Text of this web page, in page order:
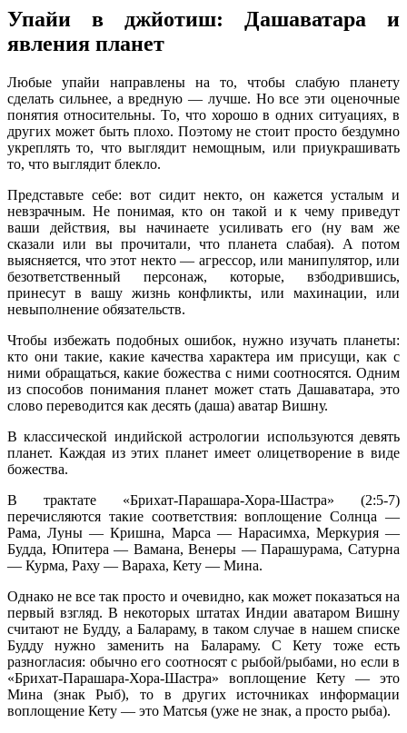
Упайи в джйотиш: Дашаватара и
явления планет
Любые упайи направлены на то, чтобы слабую планету
сделать сильнее, а вредную — лучше. Но все эти оценочные
понятия относительны. То, что хорошо в одних ситуациях, в
других может быть плохо. Поэтому не стоит просто бездумно
укреплять то, что выглядит немощным, или приукрашивать
то, что выглядит блекло.
Представьте себе: вот сидит некто, он кажется усталым и
невзрачным. Не понимая, кто он такой и к чему приведут
ваши действия, вы начинаете усиливать его (ну вам же
сказали или вы прочитали, что планета слабая). А потом
выясняется, что этот некто — агрессор, или манипулятор, или
безответственный персонаж, которые, взбодрившись,
принесут в вашу жизнь конфликты, или махинации, или
невыполнение обязательств.
Чтобы избежать подобных ошибок, нужно изучать планеты:
кто они такие, какие качества характера им присущи, как с
ними обращаться, какие божества с ними соотносятся. Одним
из способов понимания планет может стать Дашаватара, это
слово переводится как десять (даша) аватар Вишну.
В классической индийской астрологии используются девять
планет. Каждая из этих планет имеет олицетворение в виде
божества.
В трактате «Брихат-Парашара-Хора-Шастра» (2:5-7)
перечисляются такие соответствия: воплощение Солнца —
Рама, Луны — Кришна, Марса — Нарасимха, Меркурия —
Будда, Юпитера — Вамана, Венеры — Парашурама, Сатурна
— Курма, Раху — Вараха, Кету — Мина.
Однако не все так просто и очевидно, как может показаться на
первый взгляд. В некоторых штатах Индии аватаром Вишну
считают не Будду, а Балараму, в таком случае в нашем списке
Будду нужно заменить на Балараму. С Кету тоже есть
разногласия: обычно его соотносят с рыбой/рыбами, но если в
«Брихат-Парашара-Хора-Шастра» воплощение Кету — это
Мина (знак Рыб), то в других источниках информации
воплощение Кету — это Матсья (уже не знак, а просто рыба).